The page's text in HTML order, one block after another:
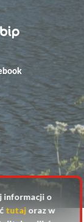
informacji o
tutajoraz w